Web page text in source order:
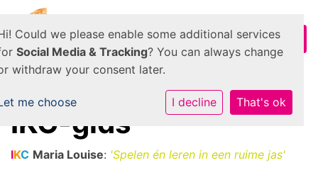
IKC-gids
IKC Maria Louise: 'Spelen én leren in een ruime jas'
Could we please enable some additional services
Social Media & Tracking? You can always change
withdraw your consent later.
me choose I decline That's ok